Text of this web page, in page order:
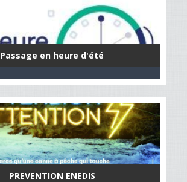
Passage en heure d'été
PREVENTION ENEDIS